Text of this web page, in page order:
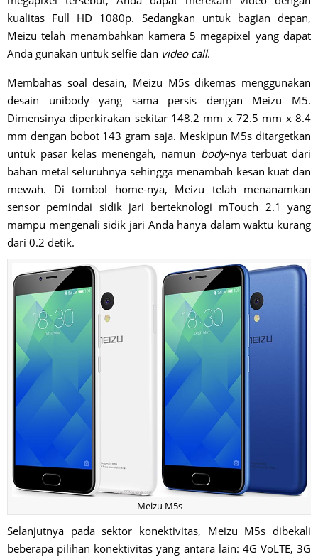
kualitas Full HD 1080p. Sedangkan untuk bagian depan,
Meizu telah menambahkan kamera 5 megapixel yang dapat
Anda gunakan untuk selfie dan video call.
Membahas soal desain, Meizu M5s dikemas menggunakan
desain unibody yang sama persis dengan Meizu M5.
Dimensinya diperkirakan sekitar 148.2 mm x 72.5 mm x 8.4
mm dengan bobot 143 gram saja. Meskipun M5s ditargetkan
untuk pasar kelas menengah, namun body-nya terbuat dari
bahan metal seluruhnya sehingga menambah kesan kuat dan
mewah. Di tombol home-nya, Meizu telah menanamkan
sensor pemindai sidik jari berteknologi mTouch 2.1 yang
mampu mengenali sidik jari Anda hanya dalam waktu kurang
dari 0.2 detik.
Meizu M5s
Selanjutnya pada sektor konektivitas, Meizu M5s dibekali
beberapa pilihan konektivitas yang antara lain: 4G VoLTE, 3G